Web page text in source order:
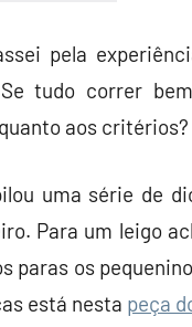
pela
Se tudo correr
aos critérios?
uma série de
Para um leigo
paras os
está nesta peça